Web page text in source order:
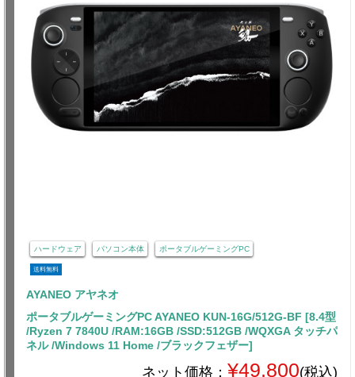
ハードウェア パソコン本体 ポータブルゲーミングPC
送料無料
AYANEO アヤネオ
ポータブルゲーミングPC AYANEO KUN-16G/512G-BF [8.4型
/Ryzen 7 7840U /RAM:16GB /SSD:512GB /WQXGA タッチパ
ネル /Windows 11 Home /ブラックフェザー]
ネット価格： ¥49,800(税込)